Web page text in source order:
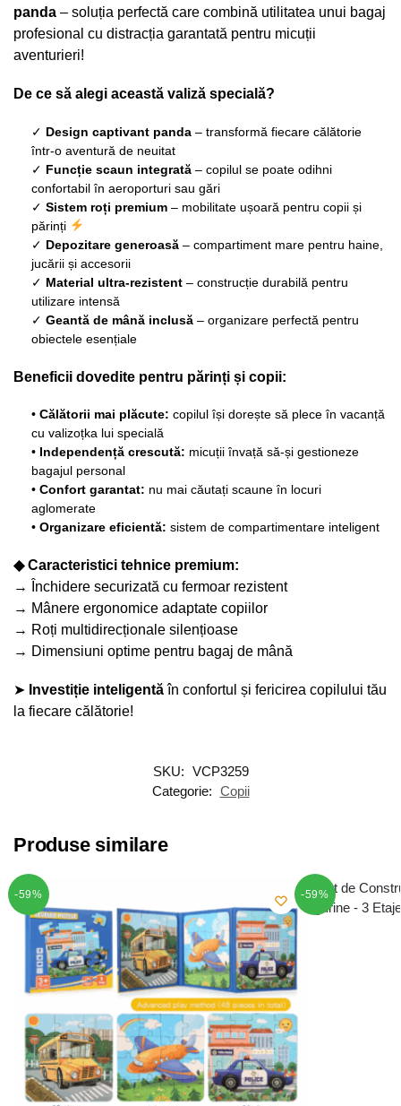
panda – soluția perfectă care combină utilitatea unui bagaj
profesional cu distracția garantată pentru micuții
aventurieri!
De ce să alegi această valiză specială?
✓ Design captivant panda – transformă fiecare călătorie
într-o aventură de neuitat
✓ Funcție scaun integrată – copilul se poate odihni
confortabil în aeroporturi sau gări
✓ Sistem roți premium – mobilitate ușoară pentru copii și
părinți
✓ Depozitare generoasă – compartiment mare pentru haine,
jucării și accesorii
✓ Material ultra-rezistent – construcție durabilă pentru
utilizare intensă
✓ Geantă de mână inclusă – organizare perfectă pentru
obiectele esențiale
Beneficii dovedite pentru părinți și copii:
• Călătorii mai plăcute: copilul își dorește să plece în vacanță
cu valizoțka lui specială
• Independență crescută: micuții învață să-și gestioneze
bagajul personal
• Confort garantat: nu mai căutați scaune în locuri
aglomerate
• Organizare eficientă: sistem de compartimentare inteligent
◆ Caracteristici tehnice premium:
→ Închidere securizată cu fermoar rezistent
→ Mânere ergonomice adaptate copiilor
→ Roți multidirecționale silențioase
→ Dimensiuni optime pentru bagaj de mână
➤ Investiție inteligentăîn confortul și fericirea copilului tău
la fiecare călătorie!
SKU: VCP3259
Categorie: Copii
Produse similare
-59% -59%